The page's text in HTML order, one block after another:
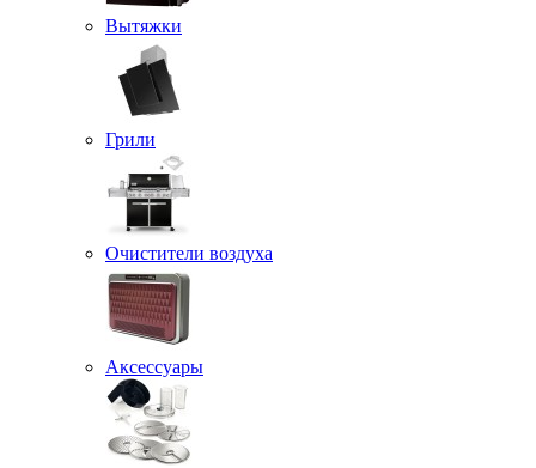
Вытяжки
Грили
Очистители воздуха
Аксессуары